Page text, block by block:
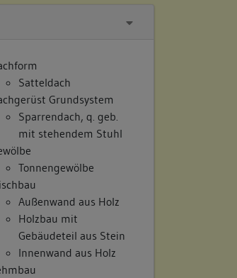
Satteldach
Grundsystem
Sparrendach, q. geb.
mit stehendem Stuhl
Tonnengewölbe
Außenwand aus Holz
Holzbau mit
Gebäudeteil aus Stein
Innenwand aus Holz